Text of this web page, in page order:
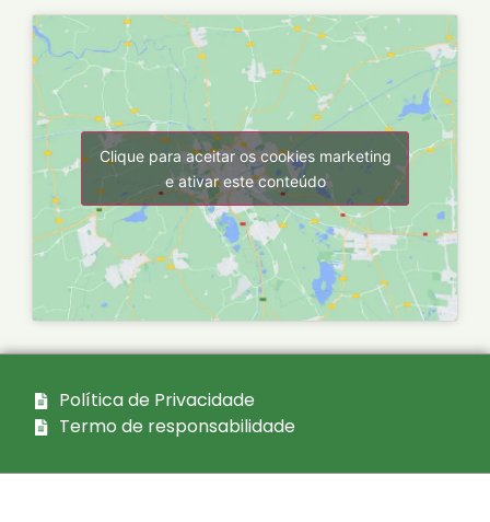
Clique para aceitar os cookies marketing
e ativar este conteúdo
Política de Privacidade
Termo de responsabilidade